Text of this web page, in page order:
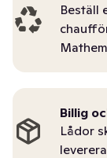
Beställ
Billig
Lådor